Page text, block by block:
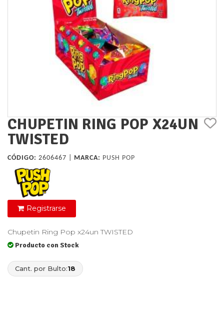
CHUPETIN RING POP X24UN
TWISTED
CÓDIGO: 2606467 | MARCA: PUSH POP
Registrarse
Chupetin Ring Pop x24un TWISTED
Producto con Stock
Cant. por Bulto:18